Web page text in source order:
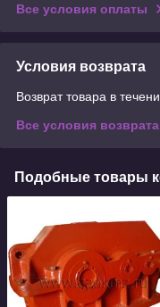
Все условия оплаты
Условия возврата
Возврат товара в
Все условия возврата
Подобные товары